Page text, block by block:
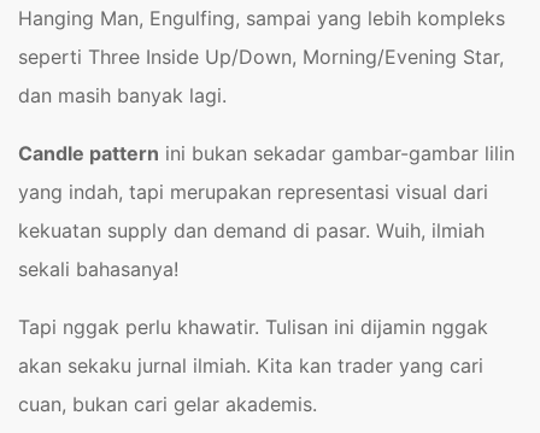
Hanging Man, Engulfing, sampai yang lebih kompleks
seperti Three Inside Up/Down, Morning/Evening Star,
dan masih banyak lagi.
Candle pattern ini bukan sekadar gambar-gambar lilin
yang indah, tapi merupakan representasi visual dari
kekuatan supply dan demand di pasar. Wuih, ilmiah
sekali bahasanya!
Tapi nggak perlu khawatir. Tulisan ini dijamin nggak
akan sekaku jurnal ilmiah. Kita kan trader yang cari
cuan, bukan cari gelar akademis.